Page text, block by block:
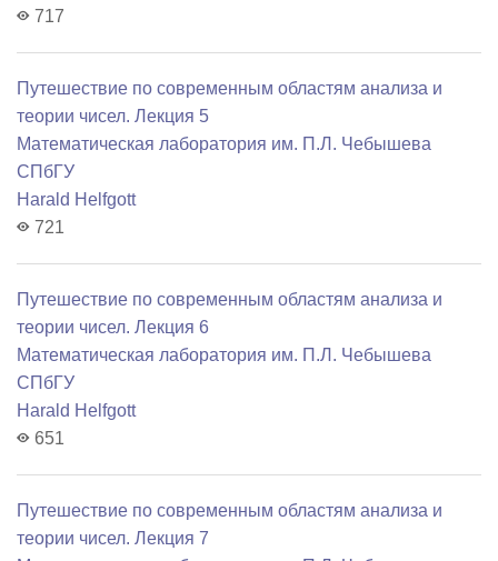
717
Путешествие по современным областям анализа и
теории чисел. Лекция 5
Математичеcкая лаборатория им. П.Л. Чебышева
СПбГУ
Harald Helfgott
721
Путешествие по современным областям анализа и
теории чисел. Лекция 6
Математичеcкая лаборатория им. П.Л. Чебышева
СПбГУ
Harald Helfgott
651
Путешествие по современным областям анализа и
теории чисел. Лекция 7